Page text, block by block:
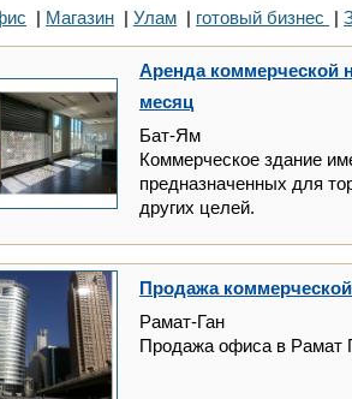
| Магазин | Улам | готовый бизнес |
Аренда коммерческой
месяц
Бат-Ям
Коммерческое здание
предназначенных для
других целей.
Продажа
Рамат-Ган
Продажа офиса в Рамат